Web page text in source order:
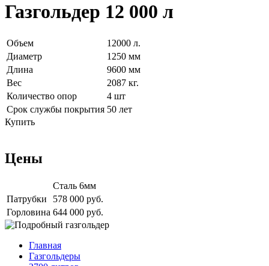
Газгольдер 12 000 л
Объем
12000 л.
Диаметр
1250 мм
Длина
9600 мм
Вес
2087 кг.
Количество опор
4 шт
Срок службы покрытия 50 лет
Купить
Цены
Сталь 6мм
Патрубки
578 000 руб.
Горловина 644 000 руб.
Главная
Газгольдеры